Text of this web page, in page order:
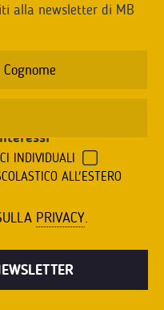
alla newsletter di MB
INDIVIDUALI
ALL'ESTERO
PRIVACY.